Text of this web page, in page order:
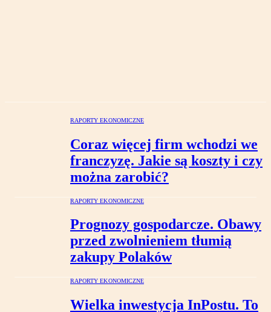
RAPORTY EKONOMICZNE
Coraz więcej firm wchodzi we
franczyzę. Jakie są koszty i czy
można zarobić?
RAPORTY EKONOMICZNE
Prognozy gospodarcze. Obawy
przed zwolnieniem tłumią
zakupy Polaków
RAPORTY EKONOMICZNE
Wielka inwestycja InPostu. To